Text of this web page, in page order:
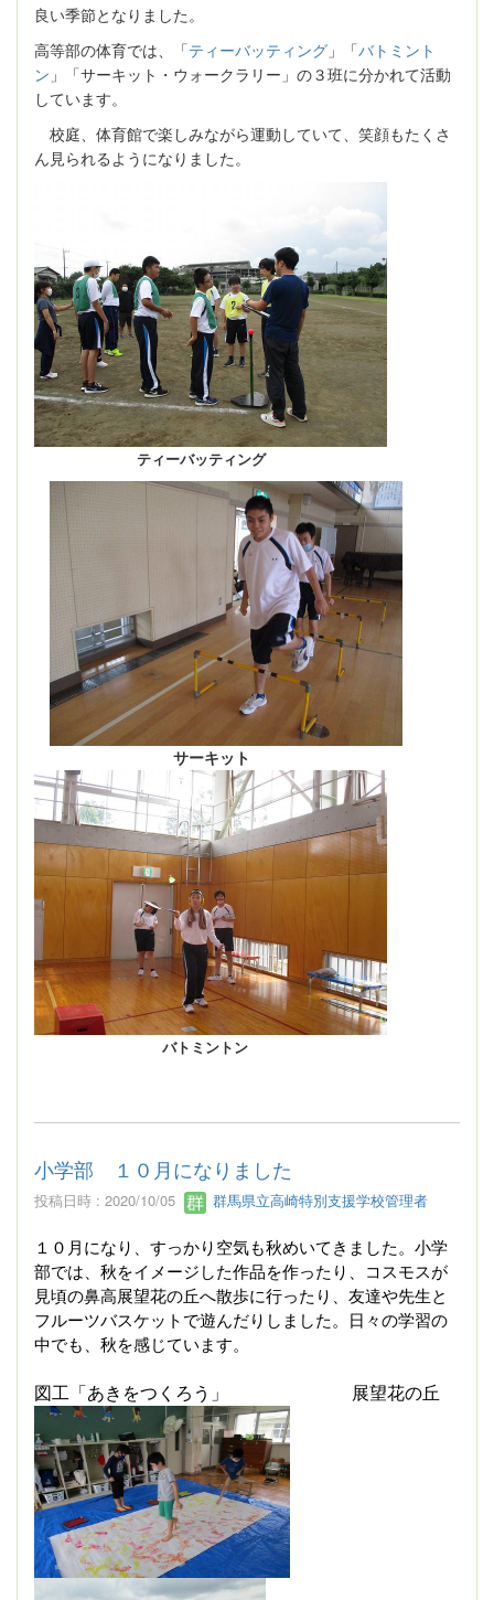
良い季節となりました。
高等部の体育では、「 ティーバッティング 」「 バトミント
ン 」「サーキット・ウォークラリー」の３班に分かれて活動
しています。
校庭、体育館で楽しみながら運動していて、笑顔もたくさ
ん見られるようになりました。
ティーバッティング
サーキット
バトミントン
小学部 １０月になりました
投稿日時 : 2020/10/05 群馬県立高崎特別支援学校管理者
１０月になり、すっかり空気も秋めいてきました。小学
部では、秋をイメージした作品を作ったり、コスモスが
見頃の鼻高展望花の丘へ散歩に行ったり、友達や先生と
フルーツバスケットで遊んだりしました。日々の学習の
中でも、秋を感じています。
図工「あきをつくろう」 展望花の丘